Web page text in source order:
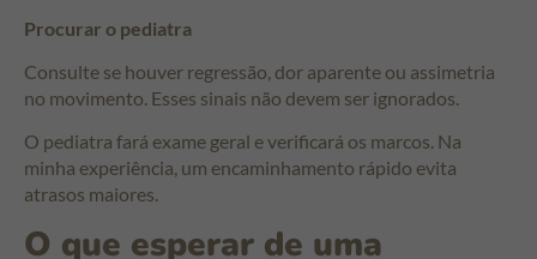
Procurar o pediatra
Consulte se houver regressão, dor aparente ou assimetria
no movimento. Esses sinais não devem ser ignorados.
O pediatra fará exame geral e verificará os marcos. Na
minha experiência, um encaminhamento rápido evita
atrasos maiores.
O que esperar de uma